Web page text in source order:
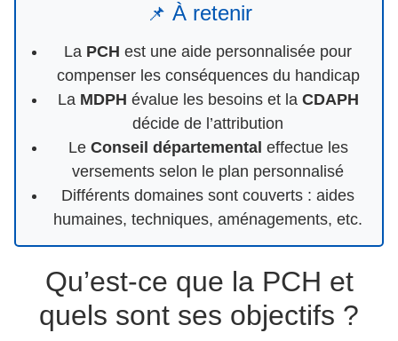
📌 À retenir
La PCH est une aide personnalisée pour
compenser les conséquences du handicap
La MDPH évalue les besoins et la CDAPH
décide de l’attribution
Le Conseil départemental effectue les
versements selon le plan personnalisé
Différents domaines sont couverts : aides
humaines, techniques, aménagements, etc.
Qu’est-ce que la PCH et
quels sont ses objectifs ?